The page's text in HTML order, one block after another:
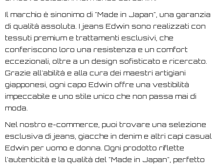
Il marchio è sinonimo di "Made in Japan", una garanzia
di qualità assoluta. I jeans Edwin sono realizzati con
tessuti premium e trattamenti esclusivi, che
conferiscono loro una resistenza e un comfort
eccezionali, oltre a un design sofisticato e ricercato.
Grazie all'abilità e alla cura dei maestri artigiani
giapponesi, ogni capo Edwin offre una vestibilità
impeccabile e uno stile unico che non passa mai di
moda.
Nel nostro e-commerce, puoi trovare una selezione
esclusiva di jeans, giacche in denim e altri capi casual
Edwin per uomo e donna. Ogni prodotto riflette
l'autenticità e la qualità del "Made in Japan", perfetto